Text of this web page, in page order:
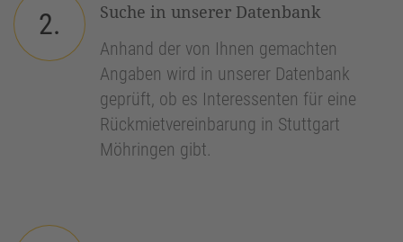
2.
Suche in unserer Datenbank
Anhand der von Ihnen gemachten
Angaben wird in unserer Datenbank
geprüft, ob es Interessenten für eine
Rückmietvereinbarung in Stuttgart
Möhringen gibt.